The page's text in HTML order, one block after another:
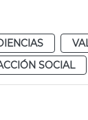
SOCIAL